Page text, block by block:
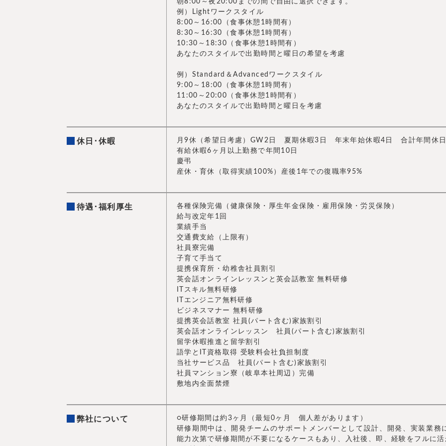
例）Lightワークスタイル
8:00～16:00（食事休憩1時間有）
8:30～16:30（食事休憩1時間有）
10:30～18:30（食事休憩1時間有）
あなたのスタイルで出勤時間と曜日の希望を考慮
例）Standard＆Advancedワークスタイル
9:00～18:00（食事休憩1時間有）
11:00～20:00（食事休憩1時間有）
あなたのスタイルで出勤時間と曜日を考慮
休日･休暇
月9休（希望日考慮）GW2日 夏期休暇3日 年末年始休暇4日 合計年間休
有給休暇6ヶ月以上勤務で年間10日
慶弔
産休・育休（取得実績100%）産後1年での復職率95%
待遇･福利厚生
各種保険完備（健康保険・厚生年金保険・雇用保険・労災保険）
給与改定年1回
業績手当
交通費支給（上限有）
社員寮完備
子育て手当て
提携保育所・幼稚舎社員割引
英会話オンラインレッスンと英会話教室 無料研修
ITスキル無料研修
ITエンジニア無料研修
ビジネスマナー 無料研修
提携英会話教室 社員(パート含む)家族割引
英会話オンラインレッスン 社員(パート含む)家族割引
留学休暇推進と留学割引
語学とIT資格取得 受験料会社負担制度
当社サービス品 社員(パート含む)家族割引
社員マンション寮（岐阜本社周辺）完備
敷地内全面禁煙
弊社について
○研修期間は約3ヶ月（最短0ヶ月 個人差があります）
研修期間中は、開発チームのサポートメンバーとして設計、開発、実装業務
能力次第で研修期間が不要になるケースもあり、入社後、即、経験をフルに